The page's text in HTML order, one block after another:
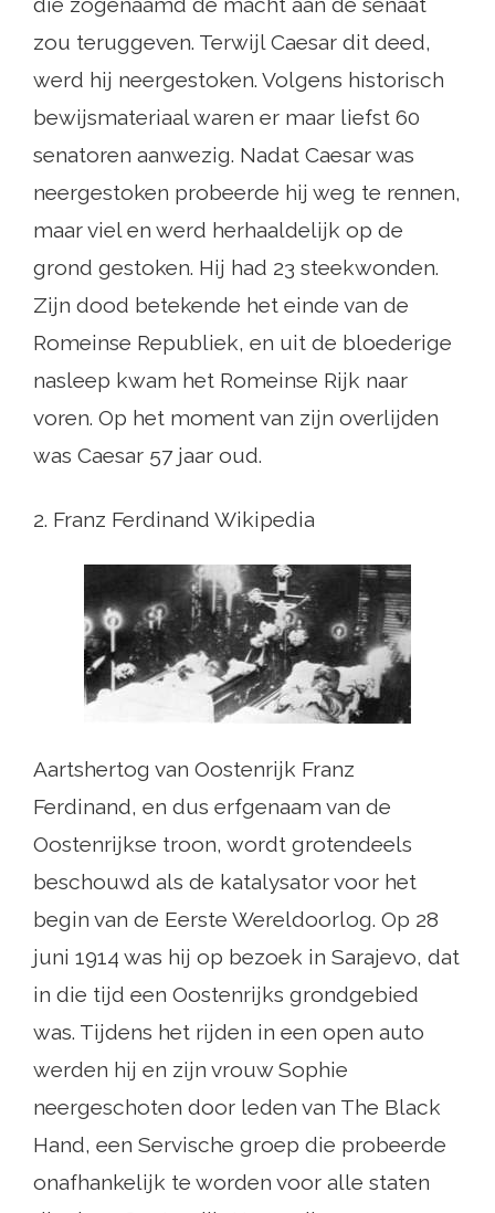
die zogenaamd de macht aan de senaat
zou teruggeven. Terwijl Caesar dit deed,
werd hij neergestoken. Volgens historisch
bewijsmateriaal waren er maar liefst 60
senatoren aanwezig. Nadat Caesar was
neergestoken probeerde hij weg te rennen,
maar viel en werd herhaaldelijk op de
grond gestoken. Hij had 23 steekwonden.
Zijn dood betekende het einde van de
Romeinse Republiek, en uit de bloederige
nasleep kwam het Romeinse Rijk naar
voren. Op het moment van zijn overlijden
was Caesar 57 jaar oud.
2. Franz Ferdinand Wikipedia
Aartshertog van Oostenrijk Franz
Ferdinand, en dus erfgenaam van de
Oostenrijkse troon, wordt grotendeels
beschouwd als de katalysator voor het
begin van de Eerste Wereldoorlog. Op 28
juni 1914 was hij op bezoek in Sarajevo, dat
in die tijd een Oostenrijks grondgebied
was. Tijdens het rijden in een open auto
werden hij en zijn vrouw Sophie
neergeschoten door leden van The Black
Hand, een Servische groep die probeerde
onafhankelijk te worden voor alle staten